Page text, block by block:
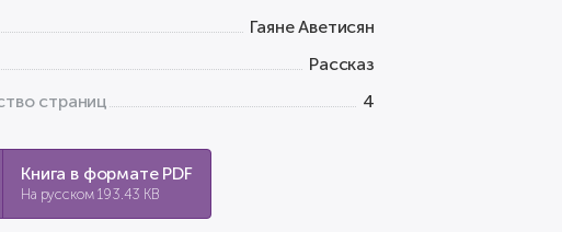
Гаяне Аветисян
Рассказ
страниц
4
Книга в формате PDF
На русском 193.43 KB